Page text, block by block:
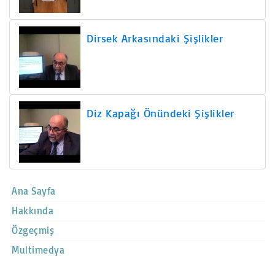
Dirsek Arkasındaki Şişlikler
Diz Kapağı Önündeki Şişlikler
Ana Sayfa
Hakkında
Özgeçmiş
Multimedya